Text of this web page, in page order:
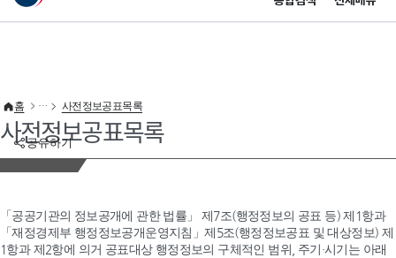
이 누리집은 대한민국 공식 전자정부 누리집입니다.
공유하기
홈 사전정보공표목록
사전정보공표목록
「공공기관의 정보공개에 관한 법률」 제7조(행정정보의 공표 등) 제1항과
「재정경제부 행정정보공개운영지침」제5조(행정정보공표 및 대상정보) 제
1항과 제2항에 의거 공표대상 행정정보의 구체적인 범위, 주기·시기는 아래